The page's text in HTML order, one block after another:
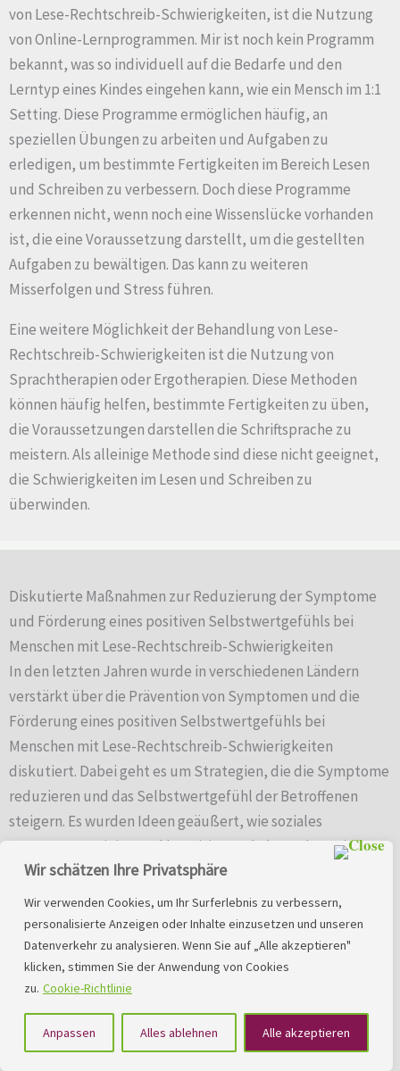
Wir schätzen Ihre Privatsphäre
Wir verwenden Cookies, um Ihr Surferlebnis zu verbessern,
personalisierte Anzeigen oder Inhalte einzusetzen und unseren
Datenverkehr zu analysieren. Wenn Sie auf „Alle akzeptieren"
klicken, stimmen Sie der Anwendung von Cookies
zu. Cookie-Richtlinie
Anpassen Alles ablehnen Alle akzeptieren
von Lese-Rechtschreib-Schwierigkeiten, ist die Nutzung
von Online-Lernprogrammen. Mir ist noch kein Programm
bekannt, was so individuell auf die Bedarfe und den
Lerntyp eines Kindes eingehen kann, wie ein Mensch im 1:1
Setting. Diese Programme ermöglichen häufig, an
speziellen Übungen zu arbeiten und Aufgaben zu
erledigen, um bestimmte Fertigkeiten im Bereich Lesen
und Schreiben zu verbessern. Doch diese Programme
erkennen nicht, wenn noch eine Wissenslücke vorhanden
ist, die eine Voraussetzung darstellt, um die gestellten
Aufgaben zu bewältigen. Das kann zu weiteren
Misserfolgen und Stress führen.
Eine weitere Möglichkeit der Behandlung von Lese-
Rechtschreib-Schwierigkeiten ist die Nutzung von
Sprachtherapien oder Ergotherapien. Diese Methoden
können häufig helfen, bestimmte Fertigkeiten zu üben,
die Voraussetzungen darstellen die Schriftsprache zu
meistern. Als alleinige Methode sind diese nicht geeignet,
die Schwierigkeiten im Lesen und Schreiben zu
überwinden.
Diskutierte Maßnahmen zur Reduzierung der Symptome
und Förderung eines positiven Selbstwertgefühls bei
Menschen mit Lese-Rechtschreib-Schwierigkeiten
In den letzten Jahren wurde in verschiedenen Ländern
verstärkt über die Prävention von Symptomen und die
Förderung eines positiven Selbstwertgefühls bei
Menschen mit Lese-Rechtschreib-Schwierigkeiten
diskutiert. Dabei geht es um Strategien, die die Symptome
reduzieren und das Selbstwertgefühl der Betroffenen
steigern. Es wurden Ideen geäußert, wie soziales
Kompetenztraining und kognitive Verhaltenstherapie
(CBT).
Soziales Kompetenztraining ist eine Methode, um soziale
Fähigkeiten zu trainieren und so die Symptome von Lese-
Rechtschreib-Schwierigkeiten zu reduzieren. CBT
hingegen fokussiert sich auf die Gedanken und das
Verhalten der Betroffenen und soll dabei helfen, ein
positives Selbstwertgefühl zu entwickeln. Beide Ansätze